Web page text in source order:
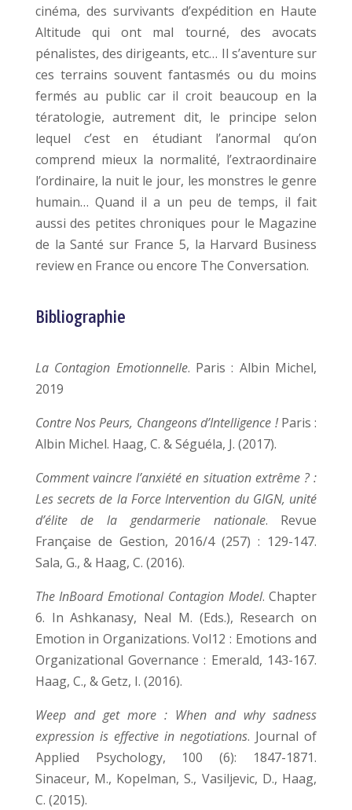
cinéma, des survivants d’expédition en Haute
Altitude qui ont mal tourné, des avocats
pénalistes, des dirigeants, etc… Il s’aventure sur
ces terrains souvent fantasmés ou du moins
fermés au public car il croit beaucoup en la
tératologie, autrement dit, le principe selon
lequel c’est en étudiant l’anormal qu’on
comprend mieux la normalité, l’extraordinaire
l’ordinaire, la nuit le jour, les monstres le genre
humain… Quand il a un peu de temps, il fait
aussi des petites chroniques pour le Magazine
de la Santé sur France 5, la Harvard Business
review en France ou encore The Conversation.
Bibliographie
La Contagion Emotionnelle. Paris : Albin Michel,
2019
Contre Nos Peurs, Changeons d’Intelligence !Paris :
Albin Michel. Haag, C. & Séguéla, J. (2017).
Comment vaincre l’anxiété en situation extrême ? :
Les secrets de la Force Intervention du GIGN, unité
d’élite de la gendarmerie nationale. Revue
Française de Gestion, 2016/4 (257) : 129-147.
Sala, G., & Haag, C. (2016).
The InBoard Emotional Contagion Model. Chapter
6. In Ashkanasy, Neal M. (Eds.), Research on
Emotion in Organizations. Vol12 : Emotions and
Organizational Governance : Emerald, 143-167.
Haag, C., & Getz, I. (2016).
Weep and get more : When and why sadness
expression is effective in negotiations. Journal of
Applied Psychology, 100 (6): 1847-1871.
Sinaceur, M., Kopelman, S., Vasiljevic, D., Haag,
C. (2015).